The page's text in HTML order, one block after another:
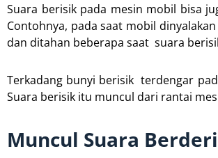
Suara berisik pada mesin mobil bisa
Contohnya, pada saat mobil
dan ditahan beberapa saat suara
Terkadang bunyi berisik terdengar
Suara berisik itu muncul dari rantai
Muncul Suara